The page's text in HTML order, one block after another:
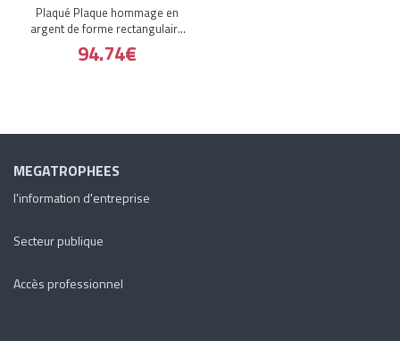
Plaqué Plaque hommage en
argent de forme rectangulaire
et
94.74€
MEGATROPHEES
l'information d'entreprise
Secteur publique
Accès professionnel